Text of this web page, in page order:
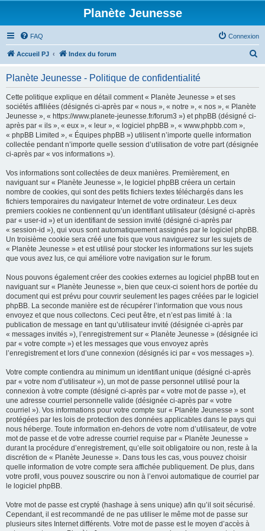
Planète Jeunesse
FAQ Connexion
Accueil PJ Index du forum
Planète Jeunesse - Politique de confidentialité
Cette politique explique en détail comment « Planète Jeunesse » et ses
sociétés affiliées (désignés ci-après par « nous », « notre », « nos », « Planète
Jeunesse », « https://www.planete-jeunesse.fr/forum3 ») et phpBB (désigné ci-
après par « ils », « eux », « leur », « logiciel phpBB », « www.phpbb.com »,
« phpBB Limited », « Équipes phpBB ») utilisent n’importe quelle information
collectée pendant n’importe quelle session d’utilisation de votre part (désignée
ci-après par « vos informations »).
Vos informations sont collectées de deux manières. Premièrement, en
naviguant sur « Planète Jeunesse », le logiciel phpBB créera un certain
nombre de cookies, qui sont des petits fichiers textes téléchargés dans les
fichiers temporaires du navigateur Internet de votre ordinateur. Les deux
premiers cookies ne contiennent qu’un identifiant utilisateur (désigné ci-après
par « user-id ») et un identifiant de session invité (désigné ci-après par
« session-id »), qui vous sont automatiquement assignés par le logiciel phpBB.
Un troisième cookie sera créé une fois que vous naviguerez sur les sujets de
« Planète Jeunesse » et est utilisé pour stocker les informations sur les sujets
que vous avez lus, ce qui améliore votre navigation sur le forum.
Nous pouvons également créer des cookies externes au logiciel phpBB tout en
naviguant sur « Planète Jeunesse », bien que ceux-ci soient hors de portée du
document qui est prévu pour couvrir seulement les pages créées par le logiciel
phpBB. La seconde manière est de récupérer l’information que vous nous
envoyez et que nous collectons. Ceci peut être, et n’est pas limité à : la
publication de message en tant qu’utilisateur invité (désignée ci-après par
« messages invités »), l’enregistrement sur « Planète Jeunesse » (désignée ici
par « votre compte ») et les messages que vous envoyez après
l’enregistrement et lors d’une connexion (désignés ici par « vos messages »).
Votre compte contiendra au minimum un identifiant unique (désigné ci-après
par « votre nom d’utilisateur »), un mot de passe personnel utilisé pour la
connexion à votre compte (désigné ci-après par « votre mot de passe »), et
une adresse courriel personnelle valide (désignée ci-après par « votre
courriel »). Vos informations pour votre compte sur « Planète Jeunesse » sont
protégées par les lois de protection des données applicables dans le pays qui
nous héberge. Toute information en-dehors de votre nom d’utilisateur, de votre
mot de passe et de votre adresse courriel requise par « Planète Jeunesse »
durant la procédure d’enregistrement, qu’elle soit obligatoire ou non, reste à la
discrétion de « Planète Jeunesse ». Dans tous les cas, vous pouvez choisir
quelle information de votre compte sera affichée publiquement. De plus, dans
votre profil, vous pouvez souscrire ou non à l’envoi automatique de courriel par
le logiciel phpBB.
Votre mot de passe est crypté (hashage à sens unique) afin qu’il soit sécurisé.
Cependant, il est recommandé de ne pas utiliser le même mot de passe sur
plusieurs sites Internet différents. Votre mot de passe est le moyen d’accès à